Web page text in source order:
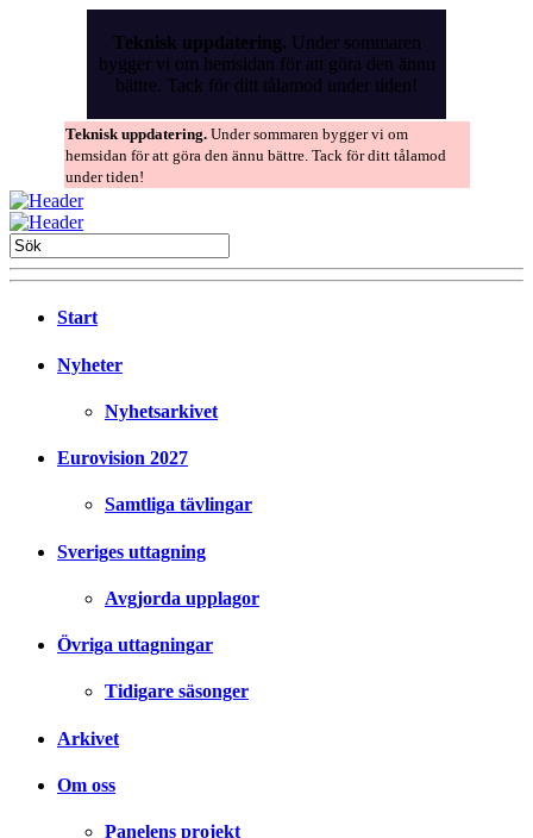
Teknisk uppdatering. Under sommaren
bygger vi om hemsidan för att göra den ännu
bättre. Tack för ditt tålamod under tiden!
Teknisk uppdatering. Under sommaren bygger vi om
hemsidan för att göra den ännu bättre. Tack för ditt tålamod
under tiden!
Start
Nyheter
Nyhetsarkivet
Eurovision 2027
Samtliga tävlingar
Sveriges uttagning
Avgjorda upplagor
Övriga uttagningar
Tidigare säsonger
Arkivet
Om oss
Panelens projekt